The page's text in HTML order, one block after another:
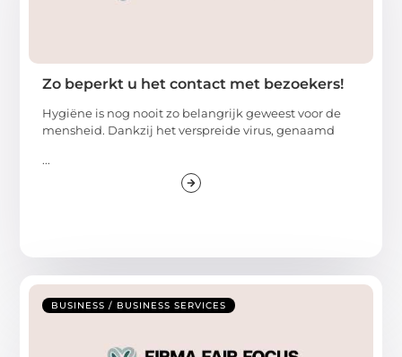
Zo beperkt u het contact met bezoekers!
Hygiëne is nog nooit zo belangrijk geweest voor de
mensheid. Dankzij het verspreide virus, genaamd
...
BUSINESS / BUSINESS SERVICES